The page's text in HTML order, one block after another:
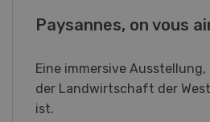
Fachkurs Aquakultur
Sind Sie in der Fischzucht
interessieren Sie sich für
diesem Fall ist unser FBA-